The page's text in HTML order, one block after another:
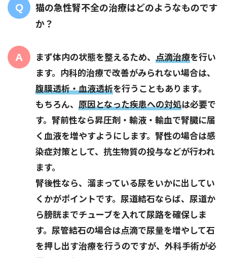
猫の急性腎不全の治療はどのようなものです
か？
まず体内の状態を整えるため、 点滴治療を行い
ます。内科的治療で改善がみられない場合は、
腹膜透析・血液透析を行うこともあります。
もちろん、 原因となった疾患への対処は必要で
す。腎前性なら昇圧剤・輸液・輸血で腎臓に届
く血液を増やすようにします。腎性の場合は感
染症対策として、抗生物質の投与などが行われ
ます。
腎後性なら、溜まっている尿をいかに出してい
くかがポイントです。尿道結石ならば、尿道か
ら膀胱までチューブを入れて尿路を確保しま
す。尿管結石の場合は点滴で尿量を増やして石
を押し出す治療を行うのですが、外科手術が必